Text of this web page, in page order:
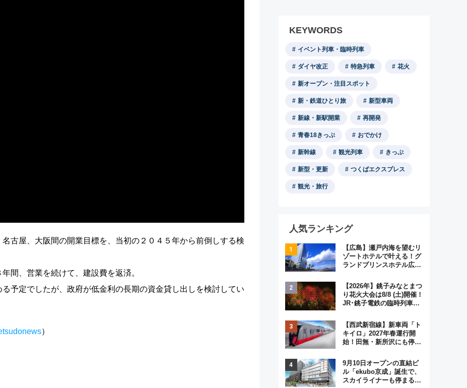
古屋、大阪間の開業目標を、当初の２０４５年から前倒しする検
間、営業を続けて、建設費を返済。
予定でしたが、政府が低金利の長期の資金貸し出しを検討してい
）
KEYWORDS
イベント列車・臨時列車
ダイヤ改正 特急列車 花火
新オープン・注目スポット
新・鉄道ひとり旅 新型車両
新線・新駅開業 再開発
青春18きっぷ おでかけ
新幹線 観光列車 きっぷ
新型・更新 つくばエクスプレス
観光・旅行
人気ランキング
【広島】瀬戸内海を望むリ
ゾートホテルで叶える！グ
ランドプリンスホテル広島
ジュアルパーティープラン
【2026年】銚子みなとまつ
り花火大会は8/8 (土)開催！
JR･銚子電鉄の臨時列車や
く8,000発の大迫力＆屋台
を満喫
【西武新宿線】新車両「ト
キイロ」2027年春運行開
始！田無・新所沢にも停
弾」も
9月10日オープンの直結ビ
ル「ekubo京成」誕生で、
スカイライナーも停まる巨